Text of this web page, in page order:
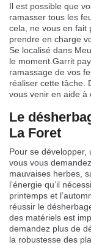
Il est possible que
ramasser tous les
cela, ne vous en fait
prendre en charge
Se localisé dans
le moment.Garrit
ramassage de vos
réaliser cette tâche.
vous venir en aide à
Le
La Foret
Pour se développer,
vous vous
mauvaises herbes,
l’énergie qu’il
printemps et
réussir le
des matériels est
demandez plus de
la robustesse des